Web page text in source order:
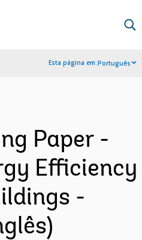
Esta página em:Português
Paper -
Efficiency
-